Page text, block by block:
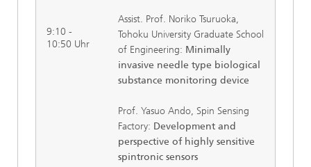
9:10 -
10:50 Uhr
Assist. Prof. Noriko Tsuruoka,
Tohoku University Graduate School
of Engineering: Minimally
invasive needle type biological
substance monitoring device
Prof. Yasuo Ando, Spin Sensing
Factory: Development and
perspective of highly sensitive
spintronic sensors